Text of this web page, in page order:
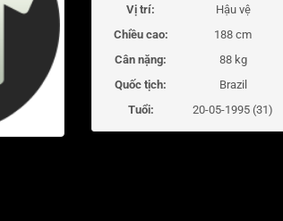
Vị trí:
Hậu vệ
Chiều cao:
188 cm
Cân nặng:
88 kg
Quốc tịch:
Brazil
Tuổi:
20-05-1995 (31)